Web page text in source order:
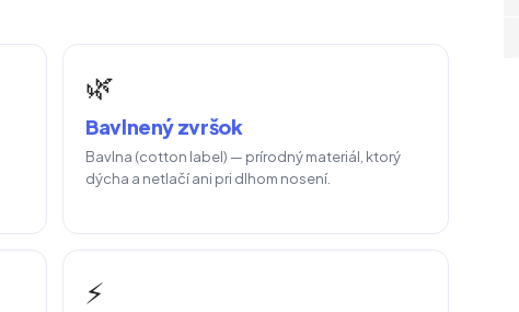
🌿
Bavlnený zvršok
Bavlna (cotton label) — prírodný materiál, ktorý
dýcha a netlačí ani pri dlhom nosení.
⚡